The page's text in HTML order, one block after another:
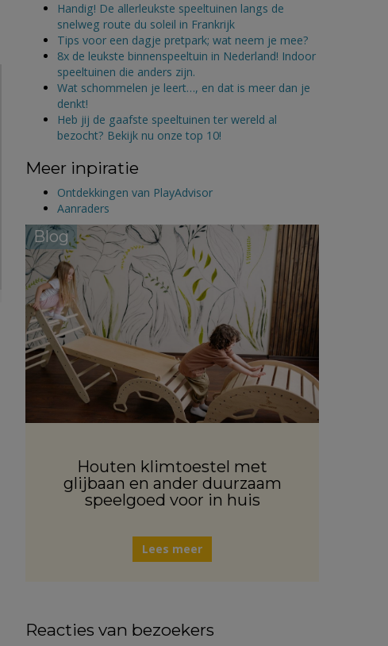
Handig! De allerleukste speeltuinen langs de
snelweg route du soleil in Frankrijk
Tips voor een dagje pretpark; wat neem je mee?
8x de leukste binnenspeeltuin in Nederland! Indoor
speeltuinen die anders zijn.
Wat schommelen je leert…, en dat is meer dan je
denkt!
Heb jij de gaafste speeltuinen ter wereld al
bezocht? Bekijk nu onze top 10!
Meer inpiratie
Ontdekkingen van PlayAdvisor
Aanraders
Blog
Houten klimtoestel met
glijbaan en ander duurzaam
speelgoed voor in huis
Lees meer
Reacties van bezoekers